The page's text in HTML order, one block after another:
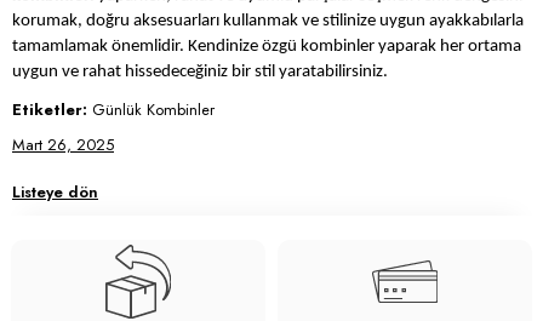
korumak, doğru aksesuarları kullanmak ve stilinize uygun ayakkabılarla
tamamlamak önemlidir. Kendinize özgü kombinler yaparak her ortama
uygun ve rahat hissedeceğiniz bir stil yaratabilirsiniz.
Etiketler: Günlük Kombinler
Mart 26, 2025
Listeye dön